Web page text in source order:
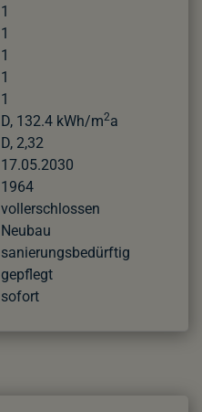
1
1
1
1
1
D, 132.4 kWh/m2a
D, 2,32
17.05.2030
1964
vollerschlossen
Neubau
sanierungsbedürftig
gepflegt
sofort